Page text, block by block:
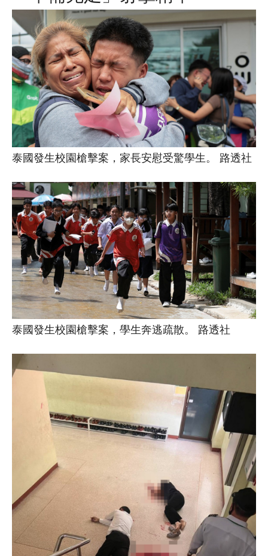
泰國發生校園槍擊案，家長安慰受驚學生。 路透社
泰國發生校園槍擊案，學生奔逃疏散。 路透社